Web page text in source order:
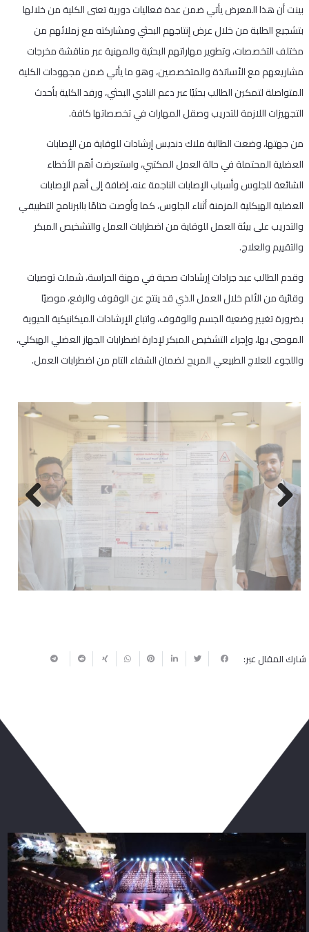
بينت أن هذا المعرض يأتي ضمن عدة فعاليات دورية تعنى الكلية من خلالها
بتشجيع الطلبة من خلال عرض إنتاجهم البحثي ومشاركته مع زملائهم من
مختلف التخصصات، وتطوير مهاراتهم البحثية والمهنية عبر مناقشة مخرجات
مشاريعهم مع الأساتذة والمتخصصين، وهو ما يأتي ضمن مجهودات الكلية
المتواصلة لتمكين الطالب بحثيًا عبر دعم النادي البحثي، ورفد الكلية بأحدث
التجهيزات اللازمة للتدريب وصقل المهارات في تخصصاتها كافة.
من جهتها، وضعت الطالبة ملاك دنديس إرشادات للوقاية من الإصابات
العضلية المحتملة في حالة العمل المكتبي، واستعرضت أهم الأخطاء
الشائعة للجلوس وأسباب الإصابات الناجمة عنه، إضافة إلى أهم الإصابات
العضلية الهيكلية المزمنة أثناء الجلوس، كما وأوصت ختامًا بالبرنامج التطبيقي
والتدريب على بيئة العمل للوقاية من اضطرابات العمل والتشخيص المبكر
والتقييم والعلاج.
وقدم الطالب عبد جرادات إرشادات صحية في مهنة الحراسة، شملت توصيات
وقائية من الألم خلال العمل الذي قد ينتج عن الوقوف والرفع، موصيًا
بضرورة تغيير وضعية الجسم والوقوف، واتباع الإرشادات الميكانيكية الحيوية
الموصى بها، وإجراء التشخيص المبكر لإدارة اضطرابات الجهاز العضلي الهيكلي،
واللجوء للعلاج الطبيعي المريح لضمان الشفاء التام من اضطرابات العمل.
Previous
Next
شارك المقال عبر: